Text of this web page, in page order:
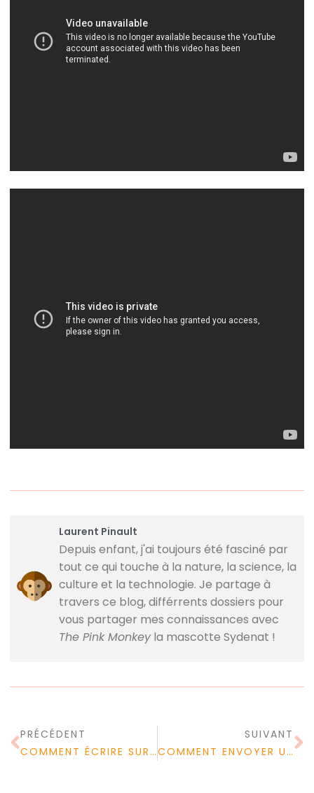
Laurent Pinault
Depuis enfant, j'ai toujours été fasciné par
tout ce qui touche à la nature, la science, la
culture et la technologie. Je partage à
travers ce blog, différrents dossiers pour
vous partager mes connaissances avec
The Pink Monkeyla mascotte Sydenat !
PRÉCÉDENT
COMMENT ÉCRIRE SUR UN DOCUMENT PDF ?
SUIVANT
COMMENT ENVOYER UN FICHIER VOLUMINEUX ?